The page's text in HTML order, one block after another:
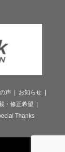
声
お知らせ
・修正希望
Thanks